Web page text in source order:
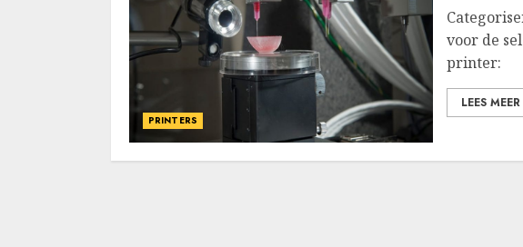
PRINTERS
voor de
printer:
LEES MEER